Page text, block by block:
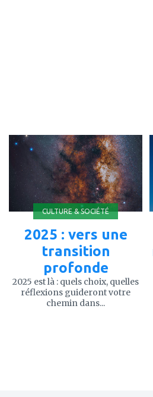
à
mes
favoris
CULTURE & SOCIÉTÉ
2025 : vers une
transition
profonde
2025 est là : quels choix, quelles
réflexions guideront votre
chemin dans...